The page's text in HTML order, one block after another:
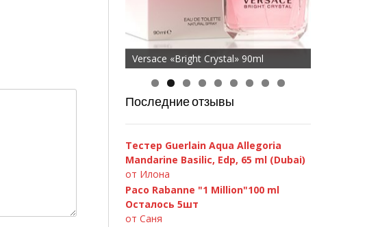
Versace «Bright Crystal» 90ml
Последние отзывы
Тестер Guerlain Aqua Allegoria
Mandarine Basilic, Edp, 65 ml (Dubai)
от Илона
Paco Rabanne "1 Million"100 ml
Осталось 5шт
от Саня